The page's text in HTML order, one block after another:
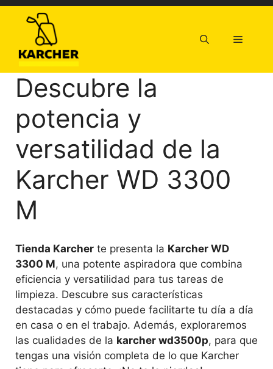
Saltar
contenido
Menú
Descubre la
potencia y
versatilidad de la
Karcher WD 3300
M
Tienda Karcher te presenta la Karcher WD
3300 M, una potente aspiradora que combina
eficiencia y versatilidad para tus tareas de
limpieza. Descubre sus características
destacadas y cómo puede facilitarte tu día a día
en casa o en el trabajo. Además, exploraremos
las cualidades de la karcher wd3500p, para que
tengas una visión completa de lo que Karcher